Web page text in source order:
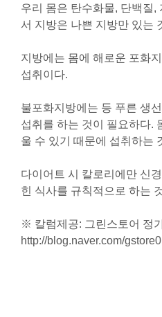
우리 몸은 탄수화물, 단백질,
서 지방은 나쁜 지방만 있는
지방에는 몸에 해로운 포화
섭취이다.
불포화지방에는 등 푸른 생
섭취를 하는 것이 필요하다.
울 수 있기 때문에 섭취하는
다이어트 시 칼로리에만 신
힌 식사를 규칙적으로 하는
※ 칼럼제공: 그린스토어 정
http://blog.naver.com/